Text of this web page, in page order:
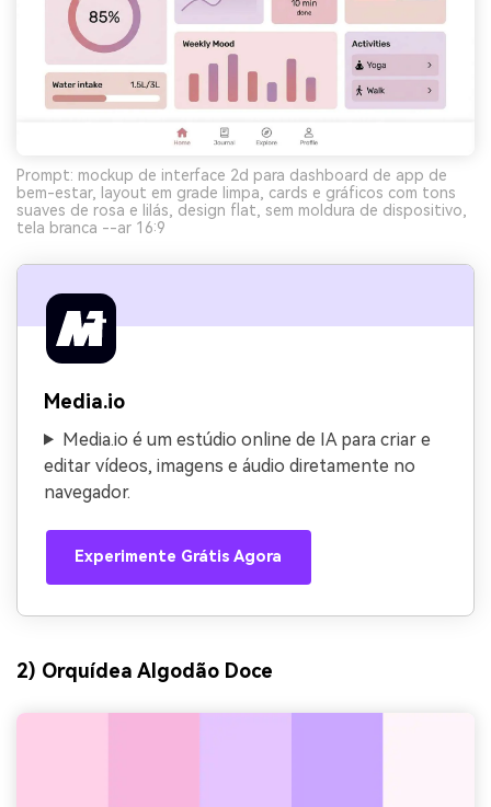
Prompt: mockup de interface 2d para dashboard de app de
bem-estar, layout em grade limpa, cards e gráficos com tons
suaves de rosa e lilás, design flat, sem moldura de dispositivo,
tela branca --ar 16:9
Media.io
Media.io é um estúdio online de IA para criar e
editar vídeos, imagens e áudio diretamente no
navegador.
Experimente Grátis Agora
2) Orquídea Algodão Doce